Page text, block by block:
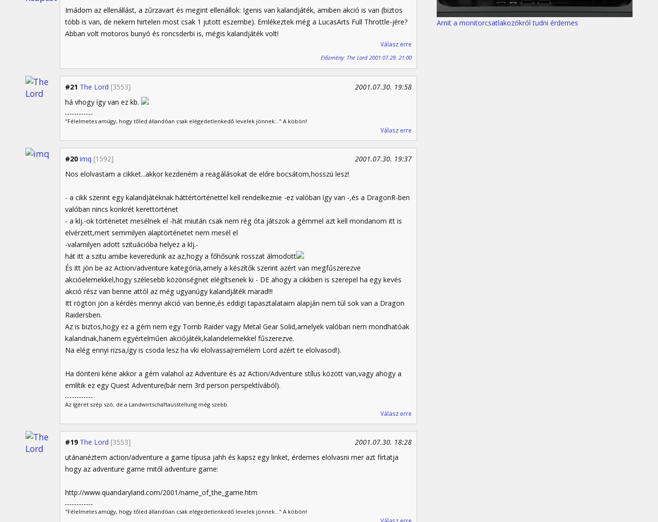
Imádom az ellenállást, a zűrzavart és megint ellenállok: Igenis van kalandjáték, amiben akció is van (biztos
több is van, de nekem hirtelen most csak 1 jutott eszembe). Emlékeztek még a LucasArts Full Throttle-jére?
Abban volt motoros bunyó és roncsderbi is, mégis kalandjáték volt!
Válasz erre
Előzmény: The Lord 2001.07.29. 21:00
#21 The Lord [3553]
2001.07.30. 19:58
há vhogy így van ez kb.
"Félelmetes amúgy, hogy tőled állandóan csak elégedetlenkedő levelek jönnek..." A köbön!
Válasz erre
#20 imq [1592]
2001.07.30. 19:37
Nos elolvastam a cikket...akkor kezdeném a reagálásokat de előre bocsátom,hosszú lesz!
- a cikk szerint egy kalandjátéknak háttértörténettel kell rendelkeznie -ez valóban így van -,és a DragonR-ben
valóban nincs konkrét kerettörténet
- a klj.-ok történetet mesélnek el -hát miután csak nem rég óta játszok a gémmel azt kell mondanom itt is
elvérzett,mert semmilyen alaptörténetet nem mesél el
-valamilyen adott szituációba helyez a klj.-
hát itt a szitu amibe keveredünk az az,hogy a főhősünk rosszat álmodott
És itt jön be az Action/adventure kategória,amely a készítők szerint azért van megfűszerezve
akcióelemekkel,hogy szélesebb közönségnet elégítsenek ki - DE ahogy a cikkben is szerepel ha egy kevés
akció rész van benne attól az még ugyanúgy kalandjáték marad!!!
Itt rögtön jön a kérdés mennyi akció van benne,és eddigi tapasztalataim alapján nem túl sok van a Dragon
Raidersben.
Az is biztos,hogy ez a gém nem egy Tomb Raider vagy Metal Gear Solid,amelyek valóban nem mondhatóak
kalandnak,hanem egyértelműen akciójáték,kalandelemekkel fűszerezve.
Na elég ennyi rizsa,így is csoda lesz ha vki elolvassa(remélem Lord azért te elolvasod!).
Ha dönteni kéne akkor a gém valahol az Adventure és az Action/Adventure stílus között van,vagy ahogy a
említik ez egy Quest Adventure(bár nem 3rd person perspektívából).
Az ígéret szép szó, de a Landwirtschaftausstellung még szebb.
Válasz erre
#19 The Lord [3553]
2001.07.30. 18:28
utánanéztem action/adventure a game típusa jahh és kapsz egy linket, érdemes elolvasni mer azt firtatja
hogy az adventure game mitől adventure game:
http://www.quandaryland.com/2001/name_of_the_game.htm
"Félelmetes amúgy, hogy tőled állandóan csak elégedetlenkedő levelek jönnek..." A köbön!
Amit a monitorcsatlakozókról tudni érdemes